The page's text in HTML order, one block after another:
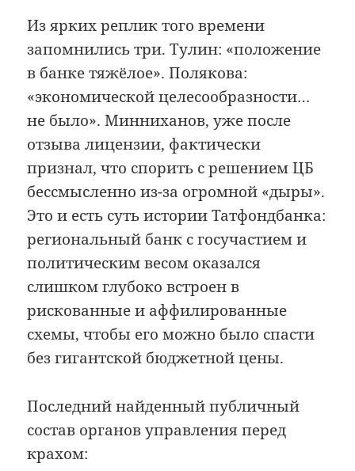
Из ярких реплик того времени
запомнились три. Тулин: «положение
в банке тяжёлое». Полякова:
«экономической целесообразности…
не было». Минниханов, уже после
отзыва лицензии, фактически
признал, что спорить с решением ЦБ
бессмысленно из-за огромной «дыры».
Это и есть суть истории Татфондбанка:
региональный банк с госучастием и
политическим весом оказался
слишком глубоко встроен в
рискованные и аффилированные
схемы, чтобы его можно было спасти
без гигантской бюджетной цены.
Последний найденный публичный
состав органов управления перед
крахом: